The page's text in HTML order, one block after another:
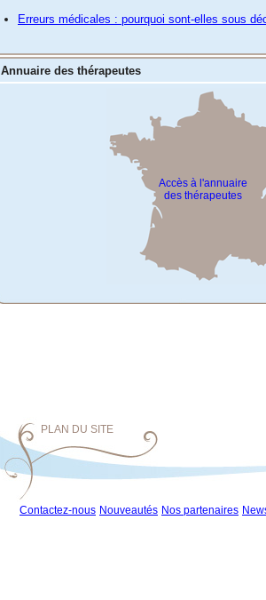
Erreurs médicales : pourquoi sont-elles sous
Annuaire des thérapeutes
Accès à l'annuaire
des thérapeutes
PLAN DU SITE
Contactez-nous Nouveautés Nos partenaires